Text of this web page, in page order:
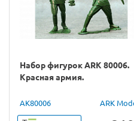
Набор фигурок ARK 80006.
Красная армия.
AK80006 ARK